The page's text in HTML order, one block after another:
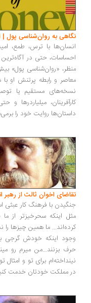
به روان‌شناسی پول | ایما
با ترس، طمع، امید،
حتی در آگاه‌ترین
«روان‌شناسی پول» بیش از
و رابطه پرتنش او با مفهوم
مستقیم یا توصیه‌های
میلیاردرها و حتی
روایت خود را برمی‌سازد
اخوان ثالث از رهبر انقلاب
با فرهنگ کار عبثی است...
اینکه سحرخیزتر از ما
ما همین چیزها را نداریم.
اینکه خودش گرجی بود،
بزنند...من میرم رو
برای تو و امثال تو
مملکت خودتان خدمت کنید...